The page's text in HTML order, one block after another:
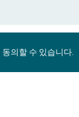
동의할 수 있습니다.